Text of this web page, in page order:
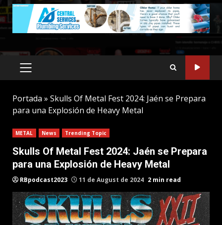
PRIMARY
MENU
Portada » Skulls Of Metal Fest 2024: Jaén se Prepara
para una Explosión de Heavy Metal
METAL News Trending Topic
Skulls Of Metal Fest 2024: Jaén se Prepara
para una Explosión de Heavy Metal
RBpodcast2023 11 de August de 2024 2 min read